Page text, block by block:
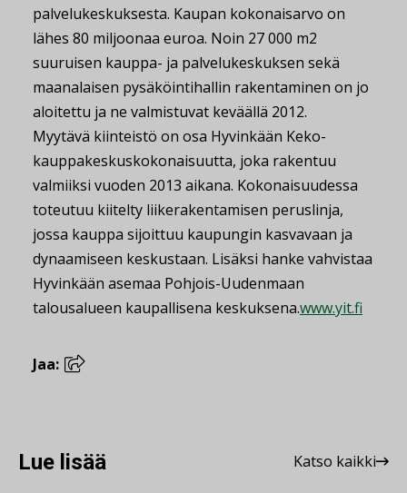
palvelukeskuksesta. Kaupan kokonaisarvo on
lähes 80 miljoonaa euroa. Noin 27 000 m2
suuruisen kauppa- ja palvelukeskuksen sekä
maanalaisen pysäköintihallin rakentaminen on jo
aloitettu ja ne valmistuvat keväällä 2012.
Myytävä kiinteistö on osa Hyvinkään Keko-
kauppakeskuskokonaisuutta, joka rakentuu
valmiiksi vuoden 2013 aikana. Kokonaisuudessa
toteutuu kiitelty liikerakentamisen peruslinja,
jossa kauppa sijoittuu kaupungin kasvavaan ja
dynaamiseen keskustaan. Lisäksi hanke vahvistaa
Hyvinkään asemaa Pohjois-Uudenmaan
talousalueen kaupallisena keskuksena.www.yit.fi
Jaa:
Lue lisää Katso kaikki